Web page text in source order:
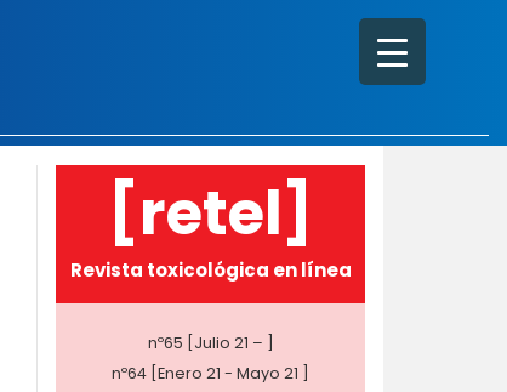
[retel]
Revista toxicológica en línea
nº65 [Julio 21 – ]
nº64 [Enero 21 - Mayo 21 ]